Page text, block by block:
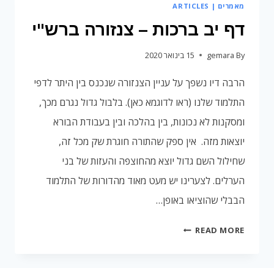
משפט
שחסר
מאמרים | ARTICLES
דף יב ברכות – צנזורה ברש"י
By
gemara 15 בינואר 2020
הרבה דיו נשפך על עניין הצנזורה שנכנס בין היתר לדפי
התלמוד שלנו (ראו לדוגמא כאן). בלבול גדול נגרם מכך,
ומסקנות לא נכונות, בין בהלכה ובין בעבודת הבורא
יוצאות מזה. אין ספק שהתורה חוגרת שק מכל זה,
שחילול השם גדול יוצא מהחוצפה והעזות של בני
הערלים. לצערינו יש מעט מאוד מהדורות של התלמוד
הבבלי שהוציאו באופן…
READ MOREדף